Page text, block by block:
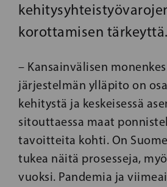
korottamisen tärkeyttä.
– Kansainvälisen
järjestelmän ylläpito on
kehitystä ja keskeisessä
sitouttaessa maat
tavoitteita kohti. On
tukea näitä prosesseja,
vuoksi. Pandemia ja